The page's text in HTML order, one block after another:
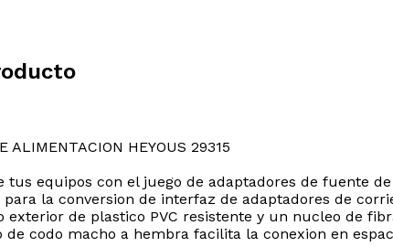
ALIMENTACION HEYOUS 29315
tus equipos con el juego de adaptadores de fuente
la conversion de interfaz de adaptadores de
exterior de plastico PVC resistente y un nucleo de
de codo macho a hembra facilita la conexion en